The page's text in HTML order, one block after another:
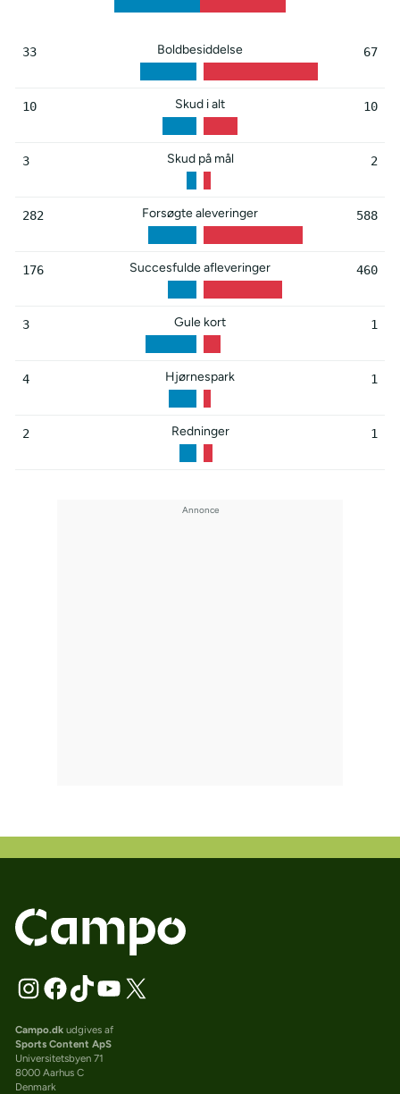
33 Boldbesiddelse 67
10 Skud i alt 10
3 Skud på mål 2
282 Forsøgte aleveringer 588
176 Succesfulde afleveringer 460
3 Gule kort 1
4 Hjørnespark 1
2 Redninger 1
Campo.dkudgives af
Sports Content ApS
Universitetsbyen 71
8000 Aarhus C
Denmark